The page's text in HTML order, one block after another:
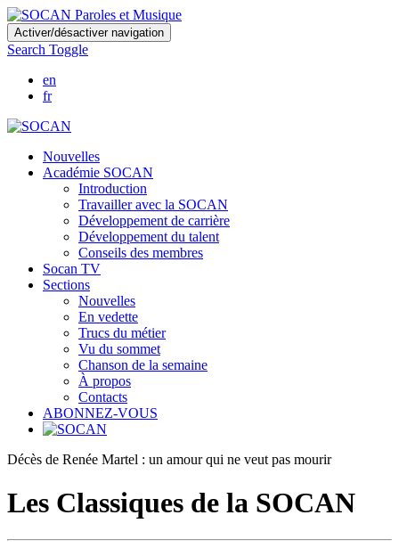
Skip
to
main
content
Activer/désactiver navigation
Search Toggle
en
fr
Nouvelles
Académie SOCAN
Introduction
Travailler avec la SOCAN
Développement de carrière
Développement du talent
Conseils des membres
Socan TV
Sections
Nouvelles
En vedette
Trucs du métier
Vu du sommet
Chanson de la semaine
À propos
Contacts
ABONNEZ-VOUS
Décès de Renée Martel : un amour qui ne veut pas mourir
Les Classiques de la SOCAN